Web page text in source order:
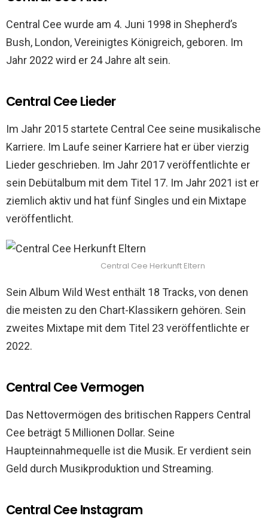
Central Cee wurde am 4. Juni 1998 in Shepherd’s
Bush, London, Vereinigtes Königreich, geboren. Im
Jahr 2022 wird er 24 Jahre alt sein.
Central Cee Lieder
Im Jahr 2015 startete Central Cee seine musikalische
Karriere. Im Laufe seiner Karriere hat er über vierzig
Lieder geschrieben. Im Jahr 2017 veröffentlichte er
sein Debütalbum mit dem Titel 17. Im Jahr 2021 ist er
ziemlich aktiv und hat fünf Singles und ein Mixtape
veröffentlicht.
Central Cee Herkunft Eltern
Sein Album Wild West enthält 18 Tracks, von denen
die meisten zu den Chart-Klassikern gehören. Sein
zweites Mixtape mit dem Titel 23 veröffentlichte er
2022.
Central Cee Vermogen
Das Nettovermögen des britischen Rappers Central
Cee beträgt 5 Millionen Dollar. Seine
Haupteinnahmequelle ist die Musik. Er verdient sein
Geld durch Musikproduktion und Streaming.
Central Cee Instagram